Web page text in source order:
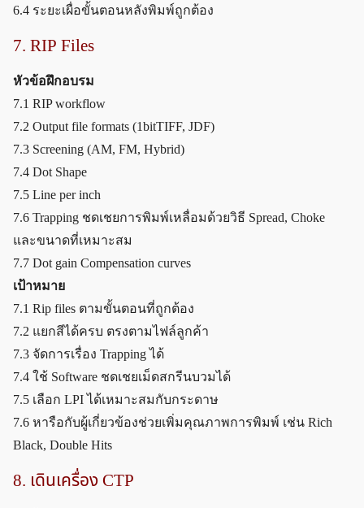
6.4 ระยะเผื่อขั้นตอนหลังพิมพ์ถูกต้อง
7. RIP Files
หัวข้อฝึกอบรม
7.1 RIP workflow
7.2 Output file formats (1bitTIFF, JDF)
7.3 Screening (AM, FM, Hybrid)
7.4 Dot Shape
7.5 Line per inch
7.6 Trapping ชดเชยการพิมพ์เหลื่อมด้วยวิธี Spread, Choke
และขนาดที่เหมาะสม
7.7 Dot gain Compensation curves
เป้าหมาย
7.1 Rip files ตามขั้นตอนที่ถูกต้อง
7.2 แยกสีได้ครบ ตรงตามไฟล์ลูกค้า
7.3 จัดการเรื่อง Trapping ได้
7.4 ใช้ Software ชดเชยเม็ดสกรีนบวมได้
7.5 เลือก LPI ได้เหมาะสมกับกระดาษ
7.6 หารือกับผู้เกี่ยวข้องช่วยเพิ่มคุณภาพการพิมพ์ เช่น Rich
Black, Double Hits
8. เดินเครื่อง CTP